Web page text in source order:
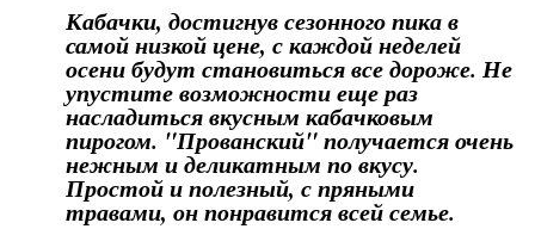
Кабачки, достигнув сезонного пика в
самой низкой цене, с каждой неделей
осени будут становиться все дороже. Не
упустите возможности еще раз
насладиться вкусным кабачковым
пирогом. "Прованский" получается очень
нежным и деликатным по вкусу.
Простой и полезный, с пряными
травами, он понравится всей семье.